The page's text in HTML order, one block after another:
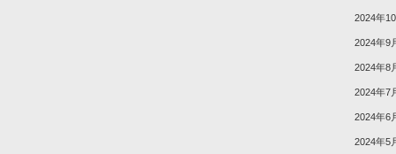
2024年
2024年9
2024年8
2024年7
2024年6
2024年5